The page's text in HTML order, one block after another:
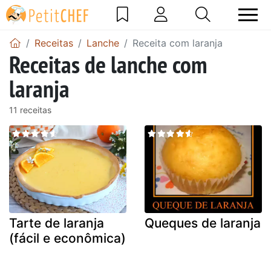
Receitas Lanche Receita com laranja
Receitas de lanche com
laranja
11 receitas
Tarte de laranja
(fácil e econômica)
Queques de laranja